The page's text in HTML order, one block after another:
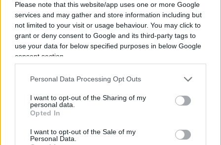
Please note that this website/app uses one or more Google
services and may gather and store information including but
not limited to your visit or usage behaviour. You may click to
grant or deny consent to Google and its third-party tags to
use your data for below specified purposes in below Google
consent section.
Personal Data Processing Opt Outs
I want to opt-out of the Sharing of my
personal data.
Opted In
I want to opt-out of the Sale of my
Personal Data.
in India.
I dati pubblicati sabato hanno mostrato che i
aumentati del 10,5% nei sette giorni fino al 22
maggio, sebbene siano rimasti una frazione dei
livelli visti all’inizio di quest’anno. Il primo
un’accelerazione delle seconde dosi rimanenti agli